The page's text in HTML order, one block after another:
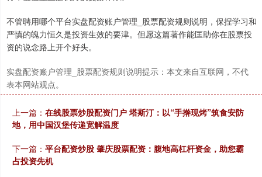
不管聘用哪个平台实盘配资账户管理_股票配资规则说明，保捏学习和
严慎的魄力恒久是投资生效的要津。但愿这篇著作能匡助你在股票投
资的说念路上开个好头。
实盘配资账户管理_股票配资规则说明提示：本文来自互联网，不代
表本网站观点。
上一篇： 在线股票炒股配资门户 塔斯汀：以“手擀现烤”筑食安防
地，用中国汉堡传递宽解温度
下一篇： 平台配资炒股 肇庆股票配资：腹地高杠杆资金，助您霸
占投资先机